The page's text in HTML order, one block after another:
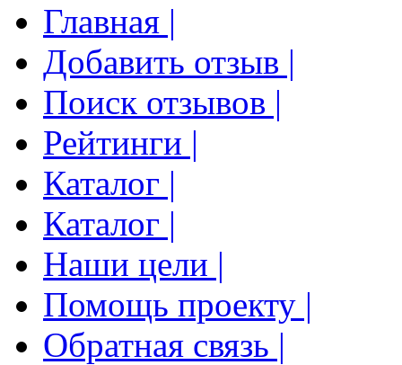
Главная |
Добавить отзыв |
Поиск отзывов |
Рейтинги |
Каталог |
Каталог |
Наши цели |
Помощь проекту |
Обратная связь |